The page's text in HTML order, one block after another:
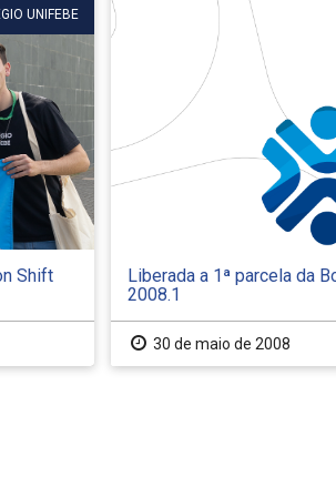
UNIFEBE
Shift
Liberada a 1ª parcela da
2008.1
30 de maio de 2008